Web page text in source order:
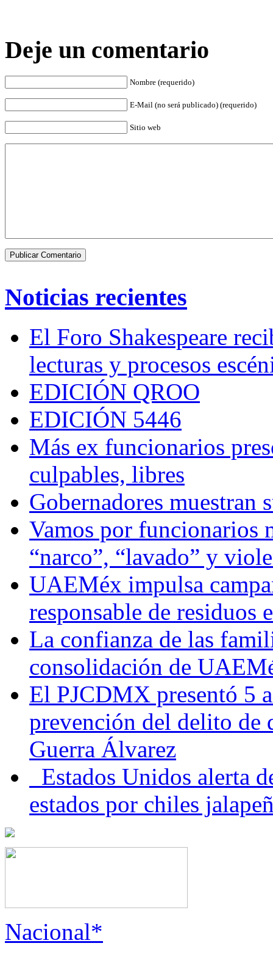
Deje un comentario
Nombre (requerido)
E-Mail (no será publicado) (requerido)
Sitio web
Noticias recientes
El Foro Shakespeare
lecturas y procesos
EDICIÓN QROO
EDICIÓN 5446
Más ex funcionarios
culpables, libres
Gobernadores muestran
Vamos por funcionarios
“narco”, “lavado” y
UAEMéx impulsa
responsable de residuos
La confianza de las
consolidación de
El PJCDMX presentó 5
prevención del delito de
Guerra Álvarez
Estados Unidos alerta
estados por chiles
Nacional*